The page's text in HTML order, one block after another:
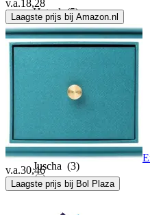
Hetzel(5)
Hotbox(1)
Iderido(1)
Juscha (3)
v.a.18,28
Laagste prijs bij Amazon.nl
v.a.30,46
Laagste prijs bij Bol Plaza